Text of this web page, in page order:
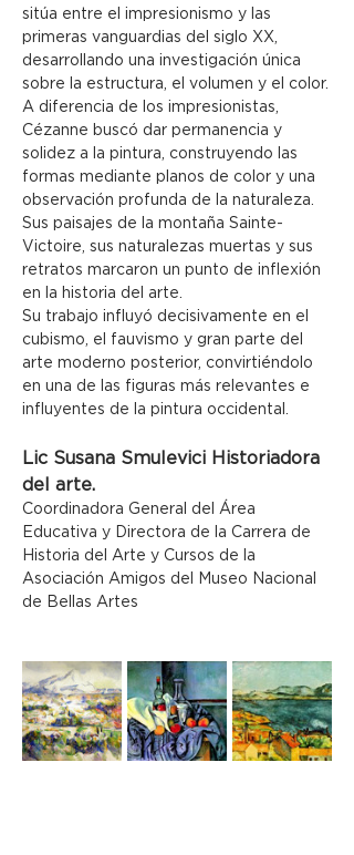
sitúa entre el impresionismo y las
primeras vanguardias del siglo XX,
desarrollando una investigación única
sobre la estructura, el volumen y el color.
A diferencia de los impresionistas,
Cézanne buscó dar permanencia y
solidez a la pintura, construyendo las
formas mediante planos de color y una
observación profunda de la naturaleza.
Sus paisajes de la montaña Sainte-
Victoire, sus naturalezas muertas y sus
retratos marcaron un punto de inflexión
en la historia del arte.
Su trabajo influyó decisivamente en el
cubismo, el fauvismo y gran parte del
arte moderno posterior, convirtiéndolo
en una de las figuras más relevantes e
influyentes de la pintura occidental.
Lic Susana Smulevici Historiadora
del arte.
Coordinadora General del Área
Educativa y Directora de la Carrera de
Historia del Arte y Cursos de la
Asociación Amigos del Museo Nacional
de Bellas Artes